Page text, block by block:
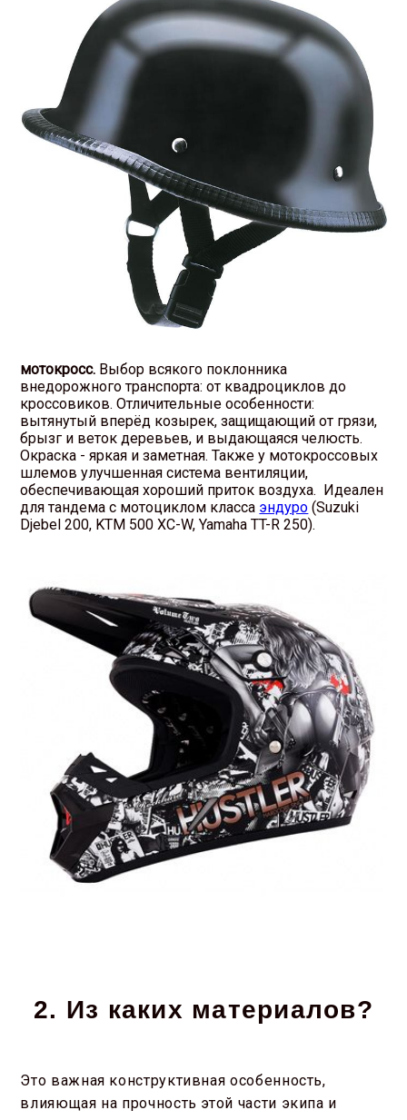
мотокросс. Выбор всякого поклонника
внедорожного транспорта: от квадроциклов до
кроссовиков. Отличительные особенности:
вытянутый вперёд козырек, защищающий от грязи,
брызг и веток деревьев, и выдающаяся челюсть.
Окраска - яркая и заметная. Также у мотокроссовых
шлемов улучшенная система вентиляции,
обеспечивающая хороший приток воздуха. Идеален
для тандема с мотоциклом класса эндуро (Suzuki
Djebel 200, KTM 500 XC-W, Yamaha TT-R 250).
2. Из каких материалов?
Это важная конструктивная особенность,
влияющая на прочность этой части экипа и